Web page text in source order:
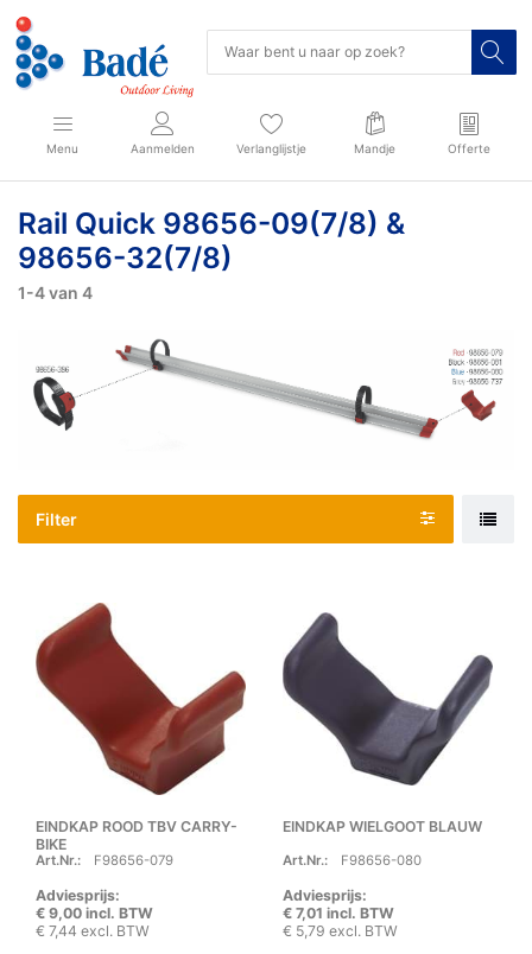
Menu Aanmelden Verlanglijstje Mandje Offerte
Rail Quick 98656-09(7/8) &
98656-32(7/8)
1-4van 4
Filter
EINDKAP ROOD TBV CARRY-
BIKE
Art.Nr.: F98656-079
Adviesprijs:
€ 9,00 incl. BTW
€ 7,44 excl. BTW
EINDKAP WIELGOOT BLAUW
Art.Nr.: F98656-080
Adviesprijs:
€ 7,01 incl. BTW
€ 5,79 excl. BTW